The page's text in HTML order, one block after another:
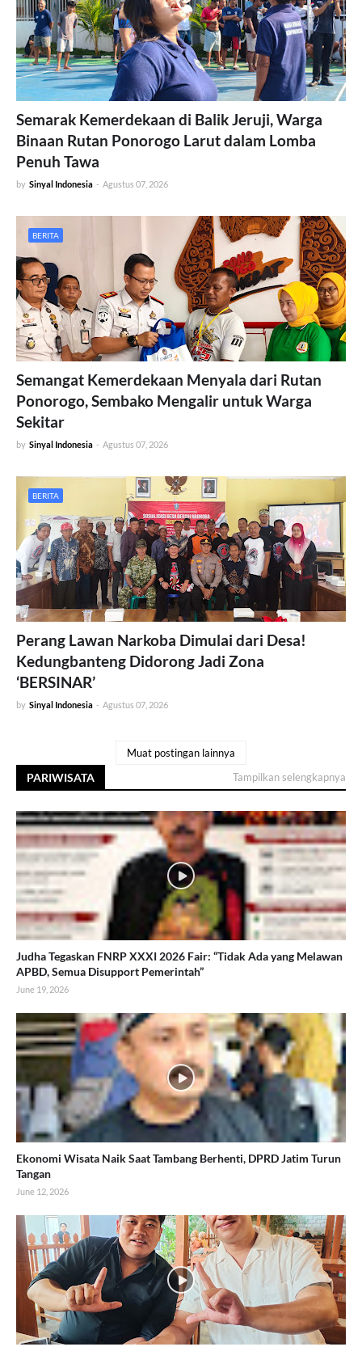
Semarak Kemerdekaan di Balik Jeruji, Warga
Binaan Rutan Ponorogo Larut dalam Lomba
Penuh Tawa
by Sinyal Indonesia - Agustus 07, 2026
BERITA
Semangat Kemerdekaan Menyala dari Rutan
Ponorogo, Sembako Mengalir untuk Warga
Sekitar
by Sinyal Indonesia - Agustus 07, 2026
BERITA
Perang Lawan Narkoba Dimulai dari Desa!
Kedungbanteng Didorong Jadi Zona
‘BERSINAR’
by Sinyal Indonesia - Agustus 07, 2026
Muat postingan lainnya
PARIWISATA Tampilkan selengkapnya
Judha Tegaskan FNRP XXXI 2026 Fair: “Tidak Ada yang Melawan
APBD, Semua Disupport Pemerintah”
June 19, 2026
Ekonomi Wisata Naik Saat Tambang Berhenti, DPRD Jatim Turun
Tangan
June 12, 2026